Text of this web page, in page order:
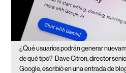
¿Qué usuarios podrán generar
de qué tipo? Dave Citron, director
Google, escribió en una entrada de